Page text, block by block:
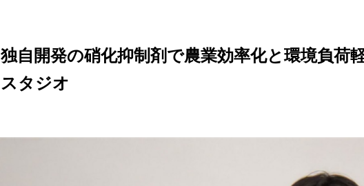
独自開発の硝化抑制剤で農業効率化と環境負荷
スタジオ